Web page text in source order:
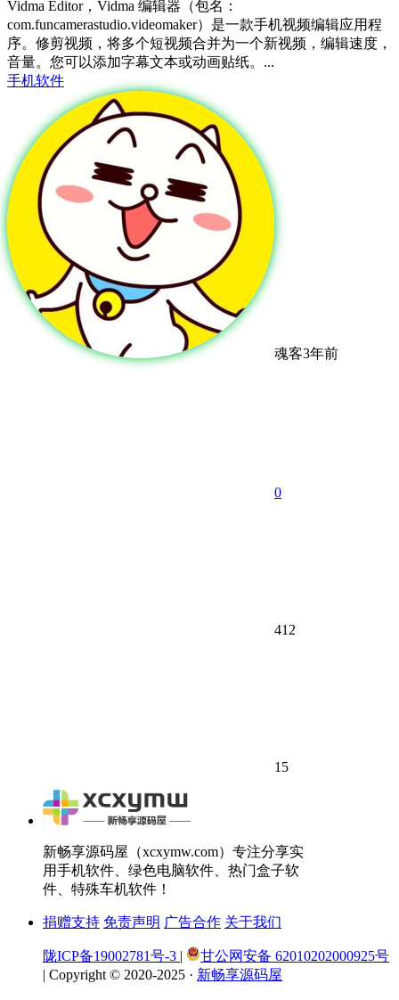
Vidma Editor，Vidma 编辑器（包名：
com.funcamerastudio.videomaker）是一款手机视频编辑应用程
序。修剪视频，将多个短视频合并为一个新视频，编辑速度，
音量。您可以添加字幕文本或动画贴纸。...
手机软件
魂客3年前
0
412
15
新畅享源码屋（xcxymw.com）专注分享实
用手机软件、绿色电脑软件、热门盒子软
件、特殊车机软件！
捐赠支持 免责声明 广告合作 关于我们
陇ICP备19002781号-3 |
甘公网安备 62010202000925号
| Copyright © 2020-2025 · 新畅享源码屋